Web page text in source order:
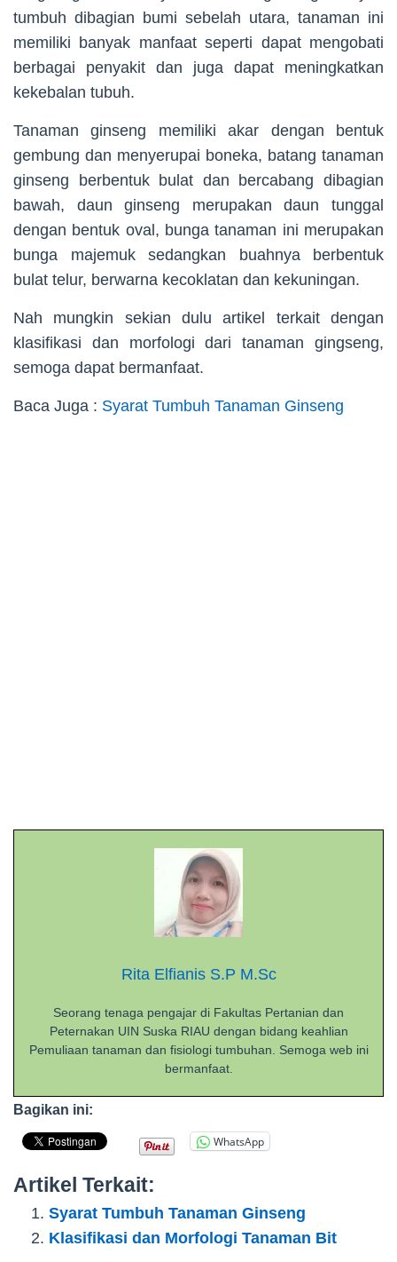
tumbuh dibagian bumi sebelah utara, tanaman ini
memiliki banyak manfaat seperti dapat mengobati
berbagai penyakit dan juga dapat meningkatkan
kekebalan tubuh.
Tanaman ginseng memiliki akar dengan bentuk
gembung dan menyerupai boneka, batang tanaman
ginseng berbentuk bulat dan bercabang dibagian
bawah, daun ginseng merupakan daun tunggal
dengan bentuk oval, bunga tanaman ini merupakan
bunga majemuk sedangkan buahnya berbentuk
bulat telur, berwarna kecoklatan dan kekuningan.
Nah mungkin sekian dulu artikel terkait dengan
klasifikasi dan morfologi dari tanaman gingseng,
semoga dapat bermanfaat.
Baca Juga : Syarat Tumbuh Tanaman Ginseng
Rita Elfianis S.P M.Sc
Seorang tenaga pengajar di Fakultas Pertanian dan
Peternakan UIN Suska RIAU dengan bidang keahlian
Pemuliaan tanaman dan fisiologi tumbuhan. Semoga web ini
bermanfaat.
Bagikan ini:
WhatsApp
Artikel Terkait:
Syarat Tumbuh Tanaman Ginseng
Klasifikasi dan Morfologi Tanaman Bit